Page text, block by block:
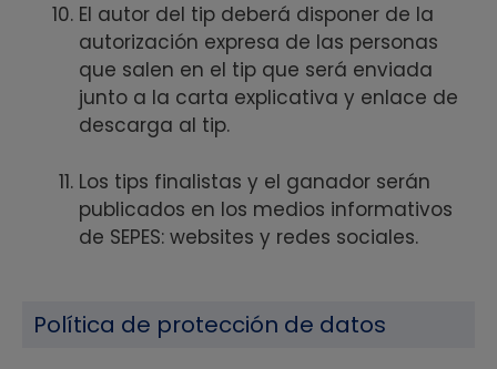
El autor del tip deberá disponer de la
autorización expresa de las personas
que salen en el tip que será enviada
junto a la carta explicativa y enlace de
descarga al tip.
Los tips finalistas y el ganador serán
publicados en los medios informativos
de SEPES: websites y redes sociales.
Política de protección de datos